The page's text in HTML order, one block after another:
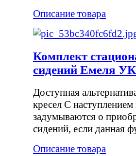
Описание товара
Комплект
сидений Емеля
Доступная
кресел С
задумываются о
сидений, если данная
Описание товара